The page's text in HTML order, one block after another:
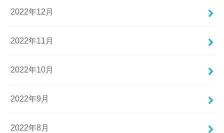
2022年12月
2022年11月
2022年10月
2022年9月
2022年8月